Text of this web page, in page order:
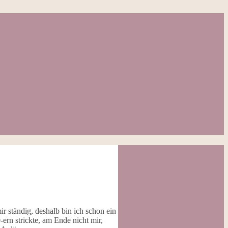
ständig, deshalb bin ich schon ein
strickte, am Ende nicht mir,